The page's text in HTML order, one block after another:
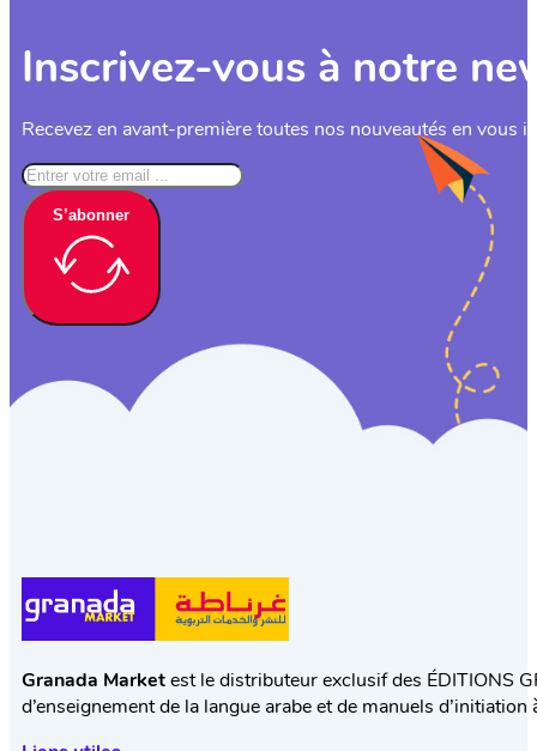
Inscrivez-vous à notre
Recevez en avant-première toutes nos nouveautés en vous
S’abonner
Granada Marketest le distributeur exclusif des ÉDITIONS
d’enseignement de la langue arabe et de manuels